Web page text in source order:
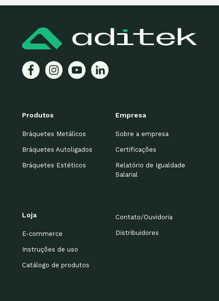
Produtos
Bráquetes Metálicos
Bráquetes Autoligados
Bráquetes Estéticos
Empresa
Sobre a empresa
Certificações
Relatório de Igualdade
Salarial
Loja
E-commerce
Instruções de uso
Catálogo de produtos
Contato/Ouvidoria
Distribuidores